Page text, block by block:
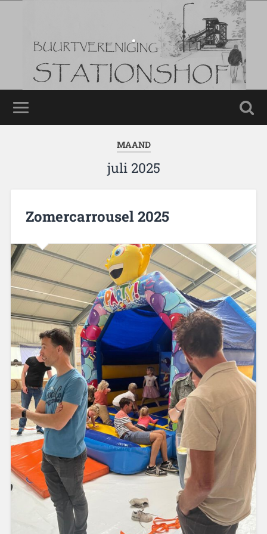
.
.
MAAND
juli 2025
Zomercarrousel 2025